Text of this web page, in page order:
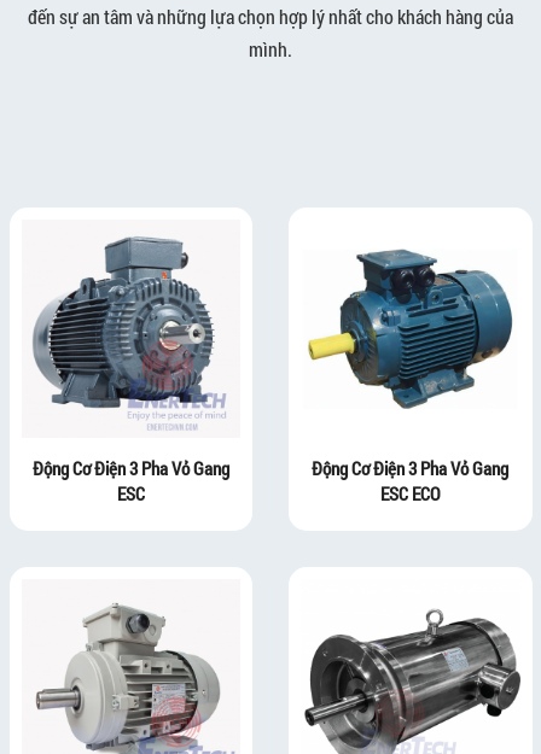
đến sự an tâm và những lựa chọn hợp lý nhất cho khách hàng của
mình.
Động Cơ Điện 3 Pha Vỏ Gang
ESC
Động Cơ Điện 3 Pha Vỏ Gang
ESC ECO